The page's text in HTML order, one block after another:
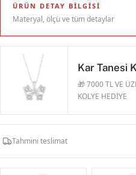
ÜRÜN DETAY BILGISI
Materyal, ölçü ve tüm detaylar
Kar Tanesi
🎁 7000 TL VE
KOLYE HEDİYE
Tahmini teslimat